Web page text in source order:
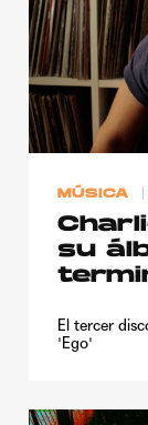
MÚSICA
su
El tercer
'Ego'